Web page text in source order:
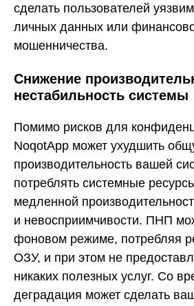
сделать пользователей
личных данных или
мошенничества.
Снижение
нестабильность системы
Помимо рисков для
NoqotApp может ухудшить
производительность вашей
потреблять системные
медленной
и невосприимчивости. ПНП
фоновом режиме, потребляя
ОЗУ, и при этом не
никаких полезных услуг. Со
деградация может сделать